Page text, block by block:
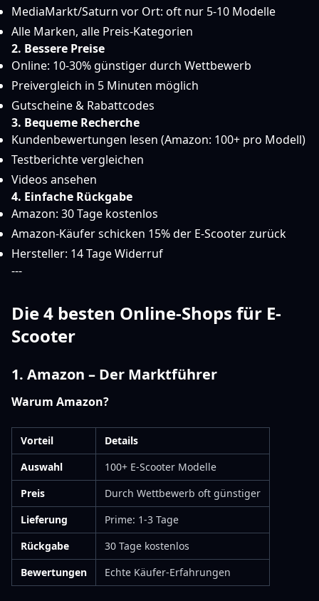
MediaMarkt/Saturn vor Ort: oft nur 5-10 Modelle
Alle Marken, alle Preis-Kategorien
2. Bessere Preise
Online: 10-30% günstiger durch Wettbewerb
Preivergleich in 5 Minuten möglich
Gutscheine & Rabattcodes
3. Bequeme Recherche
Kundenbewertungen lesen (Amazon: 100+ pro Modell)
Testberichte vergleichen
Videos ansehen
4. Einfache Rückgabe
Amazon: 30 Tage kostenlos
Amazon-Käufer schicken 15% der E-Scooter zurück
Hersteller: 14 Tage Widerruf
---
Die 4 besten Online-Shops für E-
Scooter
1. Amazon – Der Marktführer
Warum Amazon?
Vorteil
Details
Auswahl
100+ E-Scooter Modelle
Preis
Durch Wettbewerb oft günstiger
Lieferung
Prime: 1-3 Tage
Rückgabe
30 Tage kostenlos
Bewertungen
Echte Käufer-Erfahrungen